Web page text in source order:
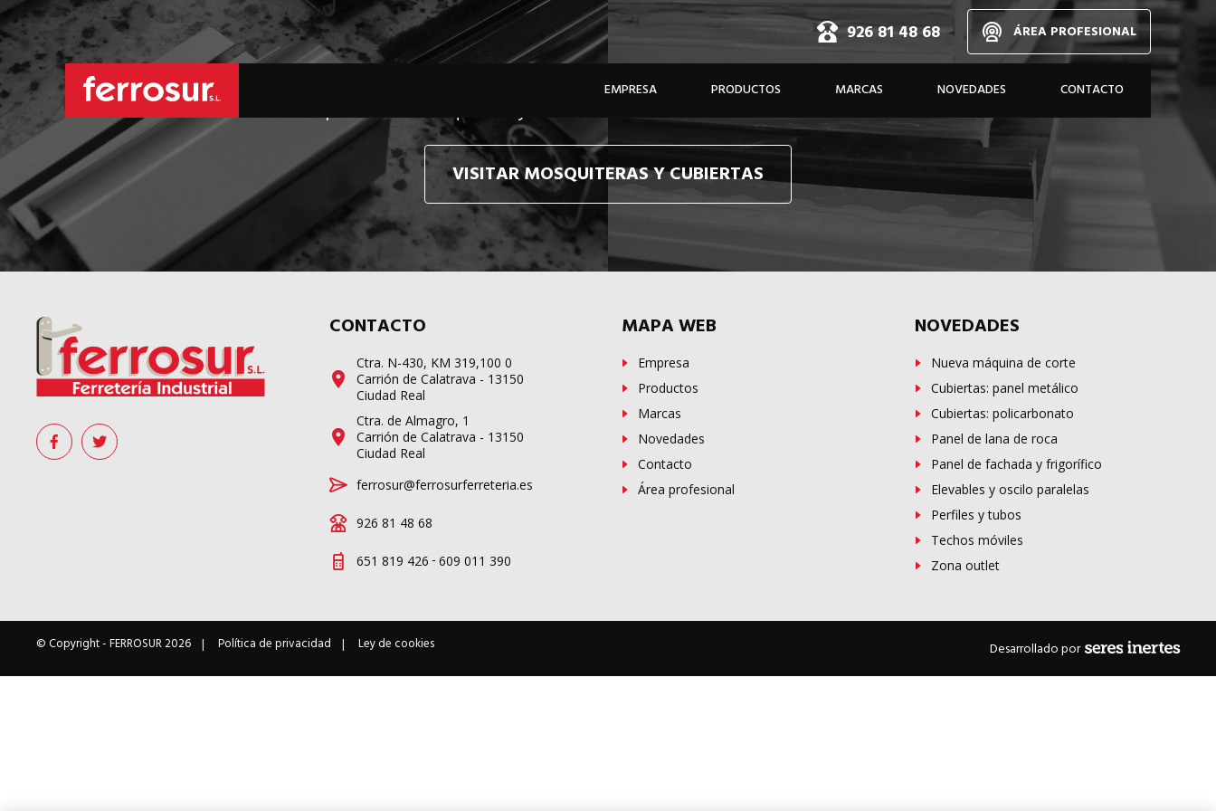
926 81 48 68 ÁREA PROFESIONAL
EMPRESA PRODUCTOS MARCAS NOVEDADES CONTACTO
Le hacemos llegar, allí donde esté, y en tiempo récord,
sus pedidos de mosquiteras y sistemas de cubiertas confeccionadosA MEDIDA
VISITAR MOSQUITERAS Y CUBIERTAS
CONTACTO
Ctra. N-430, KM 319,100 0
Carrión de Calatrava - 13150
Ciudad Real
Ctra. de Almagro, 1
Carrión de Calatrava - 13150
Ciudad Real
ferrosur@ferrosurferreteria.es
926 81 48 68
651 819 426 - 609 011 390
MAPA WEB
Empresa
Productos
Marcas
Novedades
Contacto
Área profesional
NOVEDADES
Nueva máquina de corte
Cubiertas: panel metálico
Cubiertas: policarbonato
Panel de lana de roca
Panel de fachada y frigorífico
Elevables y oscilo paralelas
Perfiles y tubos
Techos móviles
Zona outlet
© Copyright -FERROSUR2026 Política de privacidad Ley de cookies Desarrollado por